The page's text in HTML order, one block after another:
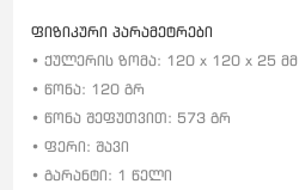
ფიზიკური პარამეტრები
• ქულერის ზომა: 120 x 120 x 25 მმ
• წონა: 120 გრ
• წონა შეფუთვით: 573 გრ
• ფერი: შავი
• გარანტი: 1 წელი